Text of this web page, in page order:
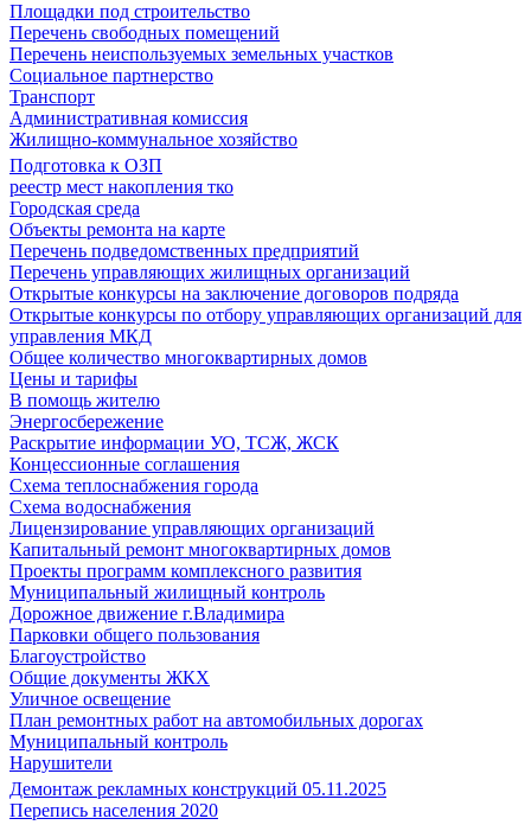
Площадки под строительство
Перечень свободных помещений
Перечень неиспользуемых земельных участков
Социальное партнерство
Транспорт
Административная комиссия
Жилищно-коммунальное хозяйство
Подготовка к ОЗП
реестр мест накопления тко
Городская среда
Объекты ремонта на карте
Перечень подведомственных предприятий
Перечень управляющих жилищных организаций
Открытые конкурсы на заключение договоров подряда
Открытые конкурсы по отбору управляющих организаций для
управления МКД
Общее количество многоквартирных домов
Цены и тарифы
В помощь жителю
Энергосбережение
Раскрытие информации УО, ТСЖ, ЖСК
Концессионные соглашения
Схема теплоснабжения города
Схема водоснабжения
Лицензирование управляющих организаций
Капитальный ремонт многоквартирных домов
Проекты программ комплексного развития
Муниципальный жилищный контроль
Дорожное движение г.Владимира
Парковки общего пользования
Благоустройство
Общие документы ЖКХ
Уличное освещение
План ремонтных работ на автомобильных дорогах
Муниципальный контроль
Нарушители
Демонтаж рекламных конструкций 05.11.2025
Перепись населения 2020